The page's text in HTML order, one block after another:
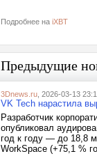
Подробнее на iXBT
Предыдущие
3Dnews.ru , 2026-03-13
VK Tech нарастила
Разработчик
опубликовал
год к году — до 18,8
WorkSpace (+75,1 %